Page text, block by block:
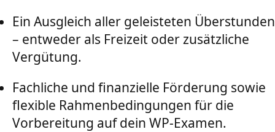
Ein Ausgleich aller geleisteten Überstunden
– entweder als Freizeit oder zusätzliche
Vergütung.
Fachliche und finanzielle Förderung sowie
flexible Rahmenbedingungen für die
Vorbereitung auf dein WP-Examen.